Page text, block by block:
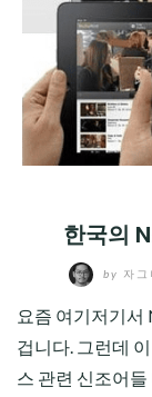
한국의
by 자그
요즘 여기저기서
겁니다. 그런데
스 관련 신조어